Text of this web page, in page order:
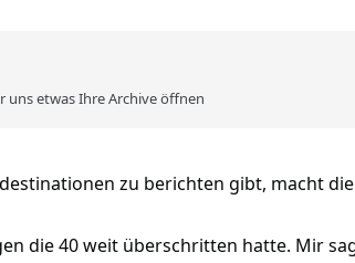
uns etwas Ihre Archive öffnen
zu berichten gibt, macht
die 40 weit überschritten hatte. Mir